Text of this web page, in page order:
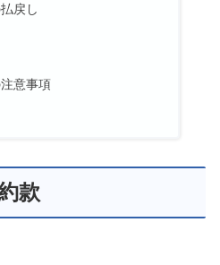
戻し
意事項
款